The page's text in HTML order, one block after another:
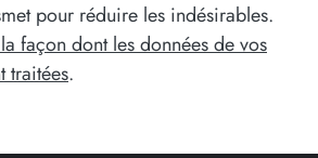
pour réduire les indésirables.
façon dont les données de vos
traitées.